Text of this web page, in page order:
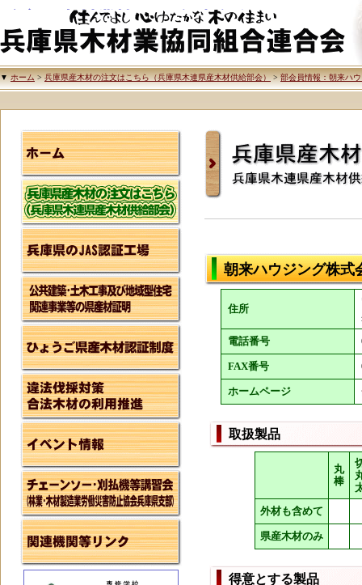
兵庫県木材業協同組合連合会
▼ホーム> 兵庫県産木材の注文はこちら（兵庫県木連県産木材供給部会）> 部会員情報：朝来ハ
兵庫県産木材の注文
兵庫県木連県産木材
朝来ハウジング株式
住所
電話番号
FAX番号
ホームページ
取扱製品
丸
棒
外材も含めて
県産木材のみ
得意とする製品